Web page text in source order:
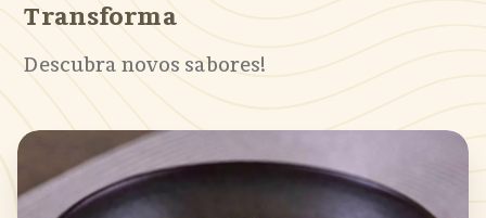
Transforma
Descubra novos sabores!